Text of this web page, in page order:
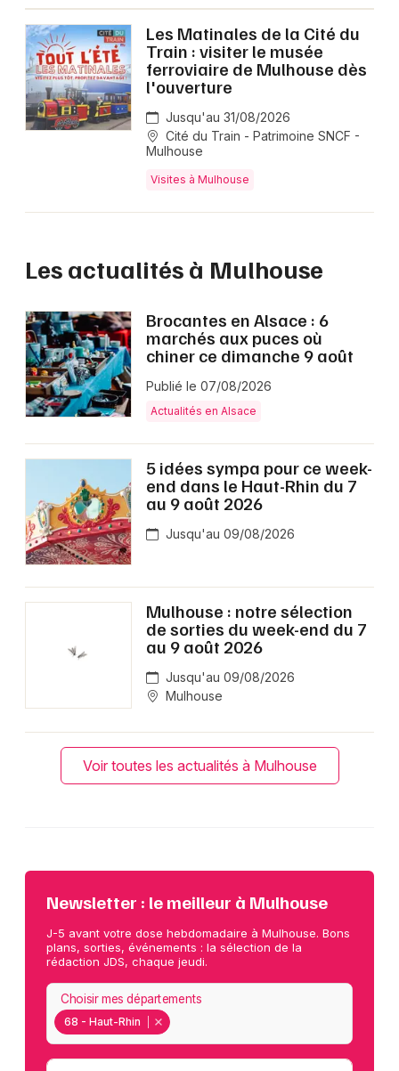
Les Matinales de la Cité du
Train : visiter le musée
ferroviaire de Mulhouse dès
l'ouverture
Jusqu'au 31/08/2026
Cité du Train - Patrimoine SNCF -
Mulhouse
Visites à Mulhouse
Les actualités à Mulhouse
Brocantes en Alsace : 6
marchés aux puces où
chiner ce dimanche 9 août
Publié le 07/08/2026
Actualités en Alsace
5 idées sympa pour ce week-
end dans le Haut-Rhin du 7
au 9 août 2026
Jusqu'au 09/08/2026
Mulhouse : notre sélection
de sorties du week-end du 7
au 9 août 2026
Jusqu'au 09/08/2026
Mulhouse
Voir toutes les actualités à Mulhouse
Newsletter : le meilleur à Mulhouse
J-5 avant votre dose hebdomadaire à Mulhouse. Bons
plans, sorties, événements : la sélection de la
rédaction JDS, chaque jeudi.
68 - Haut-Rhin
Choisir mes départements